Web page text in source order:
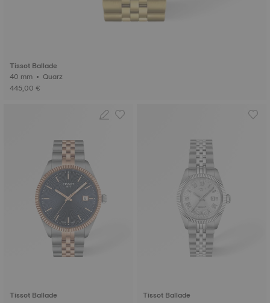
Tissot Ballade
40 mm • Quarz
445,00 €
Tissot Ballade
Tissot Ballade